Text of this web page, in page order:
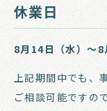
休業日
8月14日（水）〜8
上記期間中でも、
ご相談可能ですの